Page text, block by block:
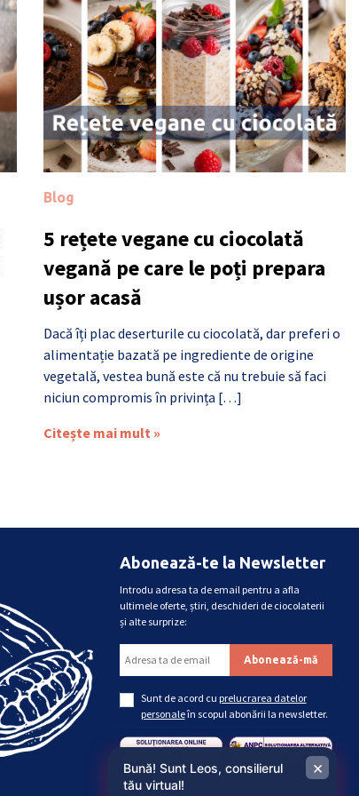
Blog
5 rețete vegane cu ciocolată
vegană pe care le poți prepara
ușor acasă
Dacă îți plac deserturile cu ciocolată, dar preferi o
alimentație bazată pe ingrediente de origine
vegetală, vestea bună este că nu trebuie să faci
niciun compromis în privința […]
Citește mai mult »
Abonează-te la Newsletter
Introdu adresa ta de email pentru a afla
ultimele oferte, știri, deschideri de ciocolaterii
și alte surprize:
Sunt de acord cu prelucrarea datelor
personaleîn scopul abonării la newsletter.
Bună! Sunt Leos, consilierul
tău virtual!
×